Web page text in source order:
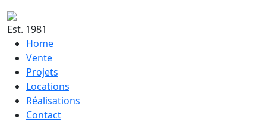
Est. 1981
Home
Vente
Projets
Locations
Réalisations
Contact